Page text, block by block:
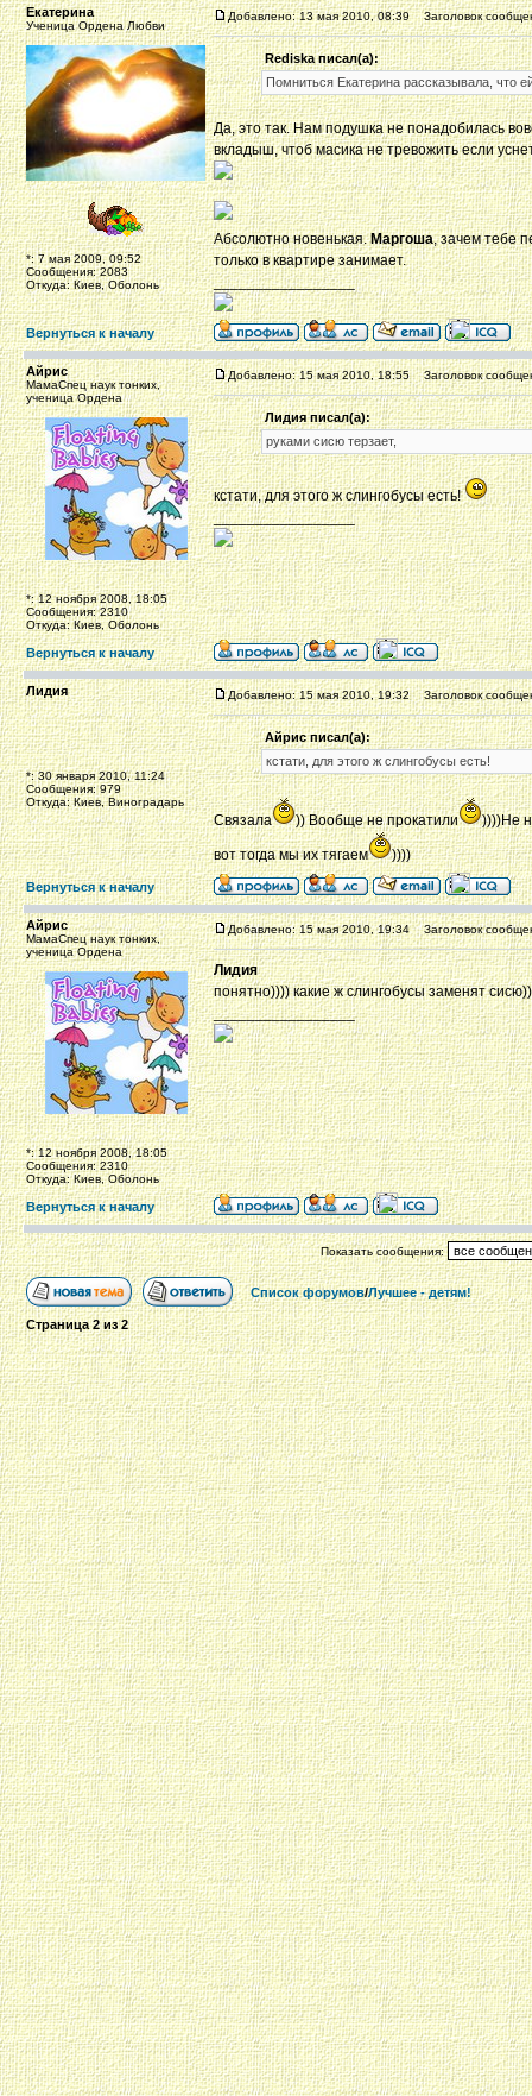
Екатерина
Ученица Ордена Любви
*: 7 мая 2009, 09:52
Сообщения: 2083
Откуда: Киев, Оболонь
Добавлено: 13 мая 2010, 08:39 Заголовок
Rediska писал(а):
Помниться Екатерина рассказывала, что
Да, это так. Нам подушка не понадобилась
вкладыш, чтоб масика не тревожить если
Абсолютно новенькая.Маргоша, зачем тебе
только в квартире занимает.
_________________
Вернуться к началу
Айрис
МамаСпец наук тонких,
ученица Ордена
*: 12 ноября 2008, 18:05
Сообщения: 2310
Откуда: Киев, Оболонь
Добавлено: 15 мая 2010, 18:55 Заголовок
Лидия писал(а):
руками сисю терзает,
кстати, для этого ж слингобусы есть!
_________________
Вернуться к началу
Лидия
*: 30 января 2010, 11:24
Сообщения: 979
Откуда: Киев, Виноградарь
Добавлено: 15 мая 2010, 19:32 Заголовок
Айрис писал(а):
кстати, для этого ж слингобусы есть!
Связала )) Вообще не прокатили ))))Не
вот тогда мы их тягаем ))))
Вернуться к началу
Айрис
МамаСпец наук тонких,
ученица Ордена
*: 12 ноября 2008, 18:05
Сообщения: 2310
Откуда: Киев, Оболонь
Добавлено: 15 мая 2010, 19:34 Заголовок
Лидия
понятно)))) какие ж слингобусы заменят
_________________
Вернуться к началу
Показать сообщения:
Список форумов/Лучшее - детям!
Страница2из2